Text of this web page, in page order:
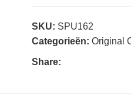
SKU: SPU162
Categorieën: Original
Share: